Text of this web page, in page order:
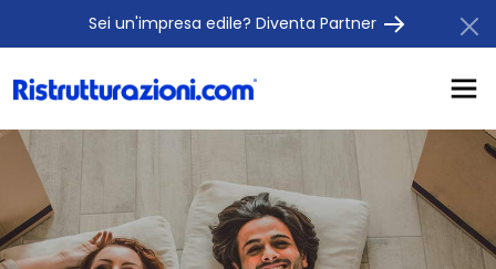
Sei un'impresa edile? Diventa Partner